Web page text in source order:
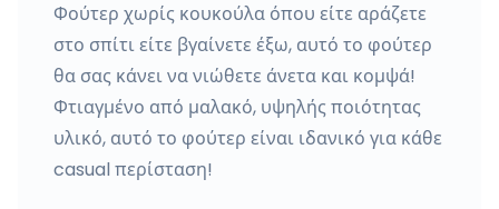
Φούτερ χωρίς κουκούλα όπου είτε αράζετε
στο σπίτι είτε βγαίνετε έξω, αυτό το φούτερ
θα σας κάνει να νιώθετε άνετα και κομψά!
Φτιαγμένο από μαλακό, υψηλής ποιότητας
υλικό, αυτό το φούτερ είναι ιδανικό για κάθε
casual περίσταση!